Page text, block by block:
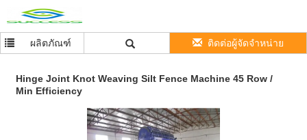
ผลิตภัณฑ์ ติดต่อผู้จัดจำหน่าย
Hinge Joint Knot Weaving Silt Fence Machine 45 Row /
Min Efficiency